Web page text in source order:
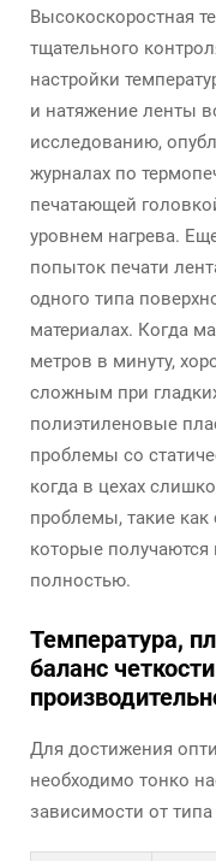
Высокоскоростная
тщательного
настройки
и натяжение ленты
исследованию,
журналах по
печатающей
уровнем нагрева.
попыток печати
одного типа
материалах. Когда
метров в минуту,
сложным при
полиэтиленовые
проблемы со
когда в цехах
проблемы, такие
которые
полностью.
Температура,
баланс
Для достижения
необходимо тонко
зависимости от типа